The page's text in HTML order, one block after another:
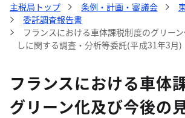
主税局トップ 条例・計画・審議会
委託調査報告書
フランスにおける車体課税制度のグリー
しに関する調査・分析等委託(平成31年3月)
フランスにおける車体
グリーン化及び今後の